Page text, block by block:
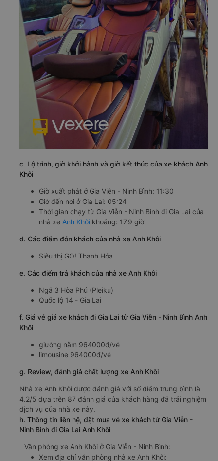
c. Lộ trình, giờ khởi hành và giờ kết thúc của xe khách Anh
Khôi
Giờ xuất phát ở Gia Viễn - Ninh Bình: 11:30
Giờ đến nơi ở Gia Lai: 05:24
Thời gian chạy từ Gia Viễn - Ninh Bình đi Gia Lai của
nhà xe Anh Khôi khoảng: 17.9 giờ
d. Các điểm đón khách của nhà xe Anh Khôi
Siêu thị GO! Thanh Hóa
e. Các điểm trả khách của nhà xe Anh Khôi
Ngã 3 Hòa Phú (Pleiku)
Quốc lộ 14 - Gia Lai
f. Giá vé giá xe khách đi Gia Lai từ Gia Viễn - Ninh Bình Anh
Khôi
giường nằm 964000đ/vé
limousine 964000đ/vé
g. Review, đánh giá chất lượng xe Anh Khôi
Nhà xe Anh Khôi được đánh giá với số điểm trung bình là
4.2/5 dựa trên 87 đánh giá của khách hàng đã trải nghiệm
dịch vụ của nhà xe này.
h. Thông tin liên hệ, đặt mua vé xe khách từ Gia Viễn -
Ninh Bình đi Gia Lai Anh Khôi
Văn phòng xe Anh Khôi ở Gia Viễn - Ninh Bình:
Xem địa chỉ văn phòng nhà xe Anh Khôi: